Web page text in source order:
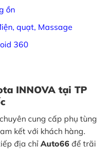
ồn
quạt, Massage
360
INNOVA tại TP
cung cấp phụ tùng
kết với khách hàng.
địa chỉ Auto66 để trãi